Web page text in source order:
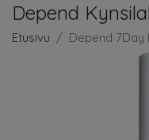
Depend
Etusivu Depend 7Day